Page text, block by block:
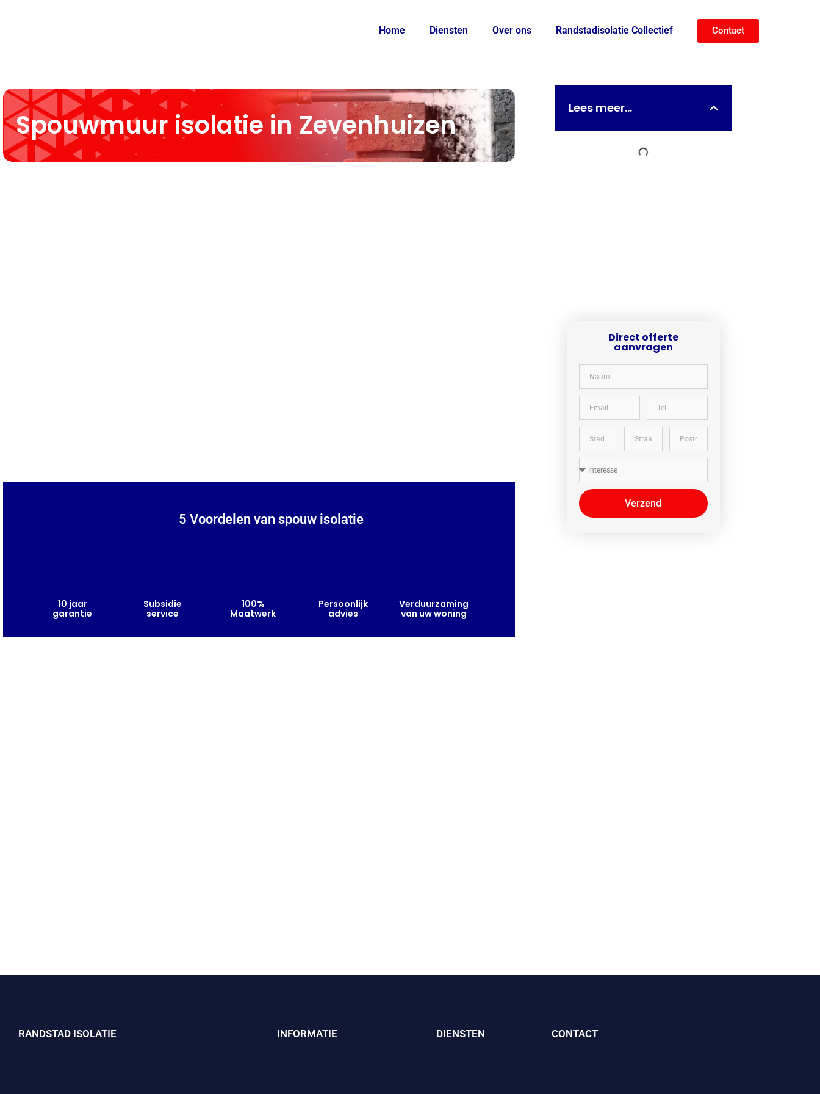
Home Diensten Over ons Randstadisolatie Collectief Contact
Spouwmuur isolatie in Zevenhuizen
5 Voordelen van spouw isolatie
10 jaar
garantie
Subsidie
service
100%
Maatwerk
Persoonlijk
advies
Verduurzaming
van uw woning
Lees meer...
Direct offerte
aanvragen​
Verzend
RANDSTAD ISOLATIE INFORMATIE DIENSTEN CONTACT